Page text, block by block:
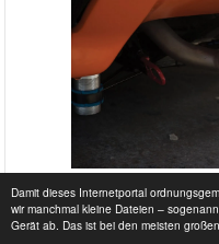
Damit dieses Internetportal
wir manchmal kleine Dateien –
Gerät ab. Das ist bei den meisten